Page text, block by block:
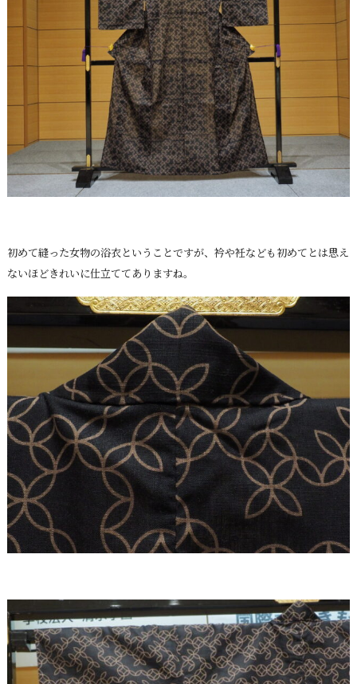
初めて縫った女物の浴衣ということですが、衿や衽なども初めてとは思え
ないほどきれいに仕立ててありますね。